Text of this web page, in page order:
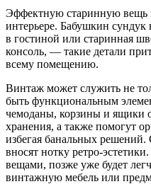
Эффектную старинную вещь
интерьере. Бабушкин
в гостиной или старинная
консоль, — такие детали
всему помещению.
Винтаж может служить не
быть функциональным
чемоданы, корзины и ящики
хранения, а также помогут
избегая банальных
вносят нотку ретро-
вещами, позже уже будет
винтажную мебель или